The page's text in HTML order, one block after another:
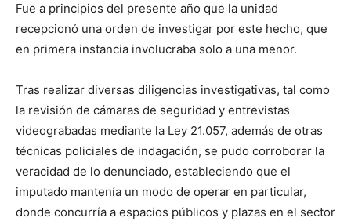
Fue a principios del presente año que la unidad
recepcionó una orden de investigar por este hecho, que
en primera instancia involucraba solo a una menor.
Tras realizar diversas diligencias investigativas, tal como
la revisión de cámaras de seguridad y entrevistas
videograbadas mediante la Ley 21.057, además de otras
técnicas policiales de indagación, se pudo corroborar la
veracidad de lo denunciado, estableciendo que el
imputado mantenía un modo de operar en particular,
donde concurría a espacios públicos y plazas en el sector